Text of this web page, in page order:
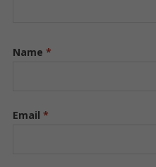
Name *
Email *